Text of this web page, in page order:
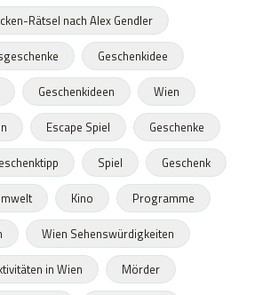
Rätsel nach Alex Gendler
Geschenkidee
Geschenkideen
Wien
Escape Spiel
Geschenke
Spiel
Geschenk
Kino
Programme
Wien Sehenswürdigkeiten
in Wien
Mörder